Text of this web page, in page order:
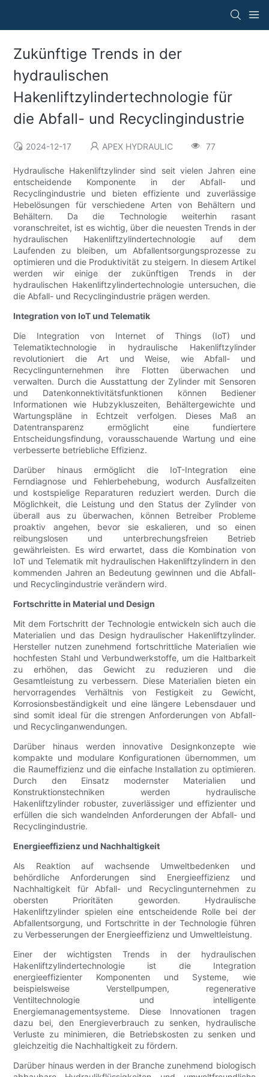
Zukünftige Trends in der
hydraulischen
Hakenliftzylindertechnologie für
die Abfall- und Recyclingindustrie
2024-12-17 APEX HYDRAULIC 77
Hydraulische Hakenliftzylinder sind seit vielen Jahren eine
entscheidende Komponente in der Abfall- und
Recyclingindustrie und bieten effiziente und zuverlässige
Hebelösungen für verschiedene Arten von Behältern und
Behältern. Da die Technologie weiterhin rasant
voranschreitet, ist es wichtig, über die neuesten Trends in der
hydraulischen Hakenliftzylindertechnologie auf dem
Laufenden zu bleiben, um Abfallentsorgungsprozesse zu
optimieren und die Produktivität zu steigern. In diesem Artikel
werden wir einige der zukünftigen Trends in der
hydraulischen Hakenliftzylindertechnologie untersuchen, die
die Abfall- und Recyclingindustrie prägen werden.
Integration von IoT und Telematik
Die Integration von Internet of Things (IoT) und
Telematiktechnologie in hydraulische Hakenliftzylinder
revolutioniert die Art und Weise, wie Abfall- und
Recyclingunternehmen ihre Flotten überwachen und
verwalten. Durch die Ausstattung der Zylinder mit Sensoren
und Datenkonnektivitätsfunktionen können Bediener
Informationen wie Hubzykluszeiten, Behältergewichte und
Wartungspläne in Echtzeit verfolgen. Dieses Maß an
Datentransparenz ermöglicht eine fundiertere
Entscheidungsfindung, vorausschauende Wartung und eine
verbesserte betriebliche Effizienz.
Darüber hinaus ermöglicht die IoT-Integration eine
Ferndiagnose und Fehlerbehebung, wodurch Ausfallzeiten
und kostspielige Reparaturen reduziert werden. Durch die
Möglichkeit, die Leistung und den Status der Zylinder von
überall aus zu überwachen, können Betreiber Probleme
proaktiv angehen, bevor sie eskalieren, und so einen
reibungslosen und unterbrechungsfreien Betrieb
gewährleisten. Es wird erwartet, dass die Kombination von
IoT und Telematik mit hydraulischen Hakenliftzylindern in den
kommenden Jahren an Bedeutung gewinnen und die Abfall-
und Recyclingindustrie verändern wird.
Fortschritte in Material und Design
Mit dem Fortschritt der Technologie entwickeln sich auch die
Materialien und das Design hydraulischer Hakenliftzylinder.
Hersteller nutzen zunehmend fortschrittliche Materialien wie
hochfesten Stahl und Verbundwerkstoffe, um die Haltbarkeit
zu erhöhen, das Gewicht zu reduzieren und die
Gesamtleistung zu verbessern. Diese Materialien bieten ein
hervorragendes Verhältnis von Festigkeit zu Gewicht,
Korrosionsbeständigkeit und eine längere Lebensdauer und
sind somit ideal für die strengen Anforderungen von Abfall-
und Recyclinganwendungen.
Darüber hinaus werden innovative Designkonzepte wie
kompakte und modulare Konfigurationen übernommen, um
die Raumeffizienz und die einfache Installation zu optimieren.
Durch den Einsatz modernster Materialien und
Konstruktionstechniken werden hydraulische
Hakenliftzylinder robuster, zuverlässiger und effizienter und
erfüllen die sich wandelnden Anforderungen der Abfall- und
Recyclingindustrie.
Energieeffizienz und Nachhaltigkeit
Als Reaktion auf wachsende Umweltbedenken und
behördliche Anforderungen sind Energieeffizienz und
Nachhaltigkeit für Abfall- und Recyclingunternehmen zu
obersten Prioritäten geworden. Hydraulische
Hakenliftzylinder spielen eine entscheidende Rolle bei der
Abfallentsorgung, und Fortschritte in der Technologie führen
zu Verbesserungen der Energieeffizienz und Umweltleistung.
Einer der wichtigsten Trends in der hydraulischen
Hakenliftzylindertechnologie ist die Integration
energieeffizienter Komponenten und Systeme, wie
beispielsweise Verstellpumpen, regenerative
Ventiltechnologie und intelligente
Energiemanagementsysteme. Diese Innovationen tragen
dazu bei, den Energieverbrauch zu senken, hydraulische
Verluste zu minimieren, die Betriebskosten zu senken und
gleichzeitig die Nachhaltigkeit zu fördern.
Darüber hinaus werden in der Branche zunehmend biologisch